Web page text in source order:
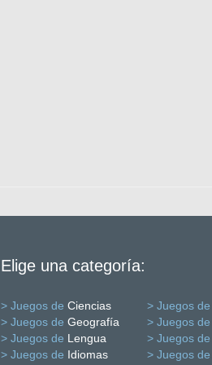
Elige una categoría:
> Juegos de Ciencias > Juegos de
> Juegos de Geografía > Juegos de
> Juegos de Lengua > Juegos de
> Juegos de Idiomas > Juegos de